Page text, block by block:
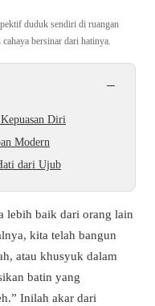
duduk sendiri di ruangan
bersinar dari hatinya.
−
Diri
Modern
dari Ujub
lebih baik dari orang lain
kita telah bangun
atau khusyuk dalam
batin yang
Inilah akar dari